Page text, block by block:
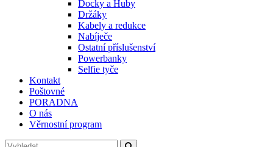
Docky a Huby
Držáky
Kabely a redukce
Nabíječe
Ostatní příslušenství
Powerbanky
Selfie tyče
Kontakt
Poštovné
PORADNA
O nás
Věrnostní program